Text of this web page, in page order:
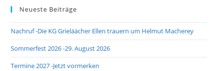
Neueste Beiträge
Nachruf -Die KG Grieläächer Ellen trauern um Helmut Macherey
Sommerfest 2026 -29. August 2026
Termine 2027 -Jetzt vormerken